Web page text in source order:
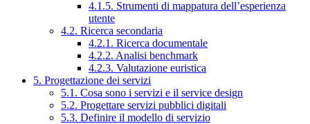
4.1.5. Strumenti di mappatura dell’esperienza
utente
4.2. Ricerca secondaria
4.2.1. Ricerca documentale
4.2.2. Analisi benchmark
4.2.3. Valutazione euristica
5. Progettazione dei servizi
5.1. Cosa sono i servizi e il service design
5.2. Progettare servizi pubblici digitali
5.3. Definire il modello di servizio